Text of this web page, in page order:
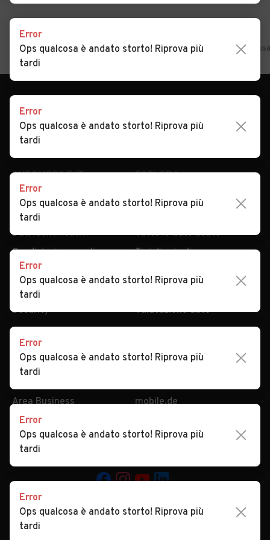
Chi Siamo
Serve aiuto?
Dati identificativi
Privacy
Impostazioni Privacy
Security
Annunci per regione
Tutte le auto usate
Concessionari in Italia
Valutazione auto
AREA BUSINESS
Registrazione
concessionario
Multigestionale Motori
AUTOMOBILE.IT È PARTE
subito.it
Adevinta
SEGUICI
Copyright © 2023 Marktplaats B.V. Tutti i diritti riservati.
Marktplaats B.V. - P.IVA 803.603.307.B.01
Error
Ops qualcosa è andato storto! Riprova più
tardi
Error
Ops qualcosa è andato storto! Riprova più
tardi
Error
Ops qualcosa è andato storto! Riprova più
tardi
Error
Ops qualcosa è andato storto! Riprova più
tardi
Error
Ops qualcosa è andato storto! Riprova più
tardi
Error
Ops qualcosa è andato storto! Riprova più
tardi
Error
Ops qualcosa è andato storto! Riprova più
tardi